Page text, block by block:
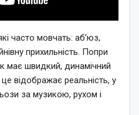
часто мовчать: аб’юз,
прихильність. Попри
має швидкий, динамічний
відображає реальність, у
за музикою, рухом і